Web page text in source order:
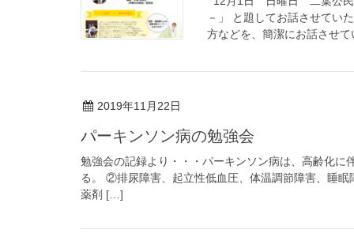
－」 と題してお話させてい
方などを、簡潔にお話させ
2019年11月22日
パーキンソン病の勉強会
勉強会の記録より・・・パーキンソン病は、高齢化
る。 ②排尿障害、起立性低血圧、体温調節障害、睡
薬剤 […]